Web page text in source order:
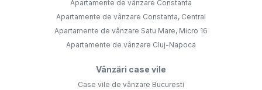
Apartamente de vânzare Constanta
Apartamente de vânzare Constanta, Central
Apartamente de vânzare Satu Mare, Micro 16
Apartamente de vânzare Cluj-Napoca
Vânzări case vile
Case vile de vânzare Bucuresti